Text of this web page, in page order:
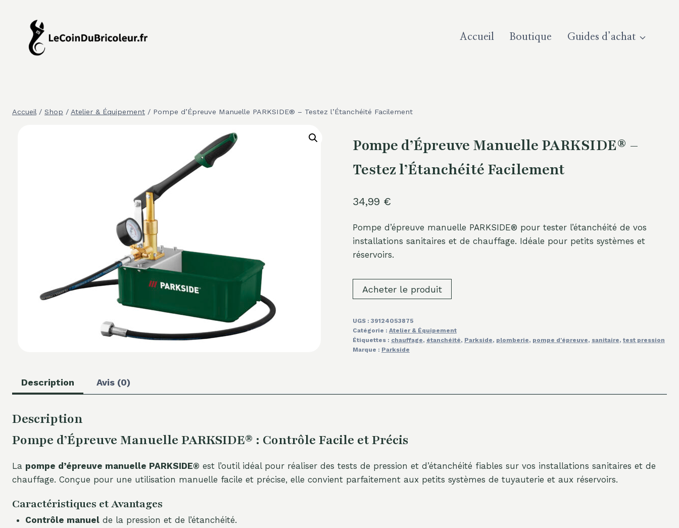
contenu
Accueil Boutique Guides d’achat
Accueil / Shop / Atelier & Équipement / Pompe d’Épreuve Manuelle PARKSIDE® – Testez l’Étanchéité Facilement
Pompe d’Épreuve Manuelle PARKSIDE® –
Testez l’Étanchéité Facilement
34,99 €
Pompe d’épreuve manuelle PARKSIDE® pour tester l’étanchéité de vos
installations sanitaires et de chauffage. Idéale pour petits systèmes et
réservoirs.
Acheter le produit
UGS : 39124053875
Catégorie : Atelier & Équipement
Étiquettes : chauffage, étanchéité, Parkside, plomberie, pompe d'épreuve, sanitaire, test pression
Marque : Parkside
Description Avis (0)
Description
Pompe d’Épreuve Manuelle PARKSIDE® : Contrôle Facile et Précis
La pompe d’épreuve manuelle PARKSIDE® est l’outil idéal pour réaliser des tests de pression et d’étanchéité fiables sur vos installations sanitaires et de
chauffage. Conçue pour une utilisation manuelle facile et précise, elle convient parfaitement aux petits systèmes de tuyauterie et aux réservoirs.
Caractéristiques et Avantages
Contrôle manuelde la pression et de l’étanchéité.